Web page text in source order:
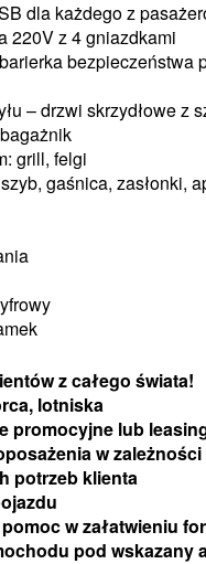
dla każdego z
220V z 4 gniazdkami
bezpieczeństwa
– drzwi skrzydłowe z
grill, felgi
gaśnica, zasłonki,
zcałego świata!
lotniska
promocyjne lub
w zależności
potrzeb klienta
w załatwieniu
pod wskazany